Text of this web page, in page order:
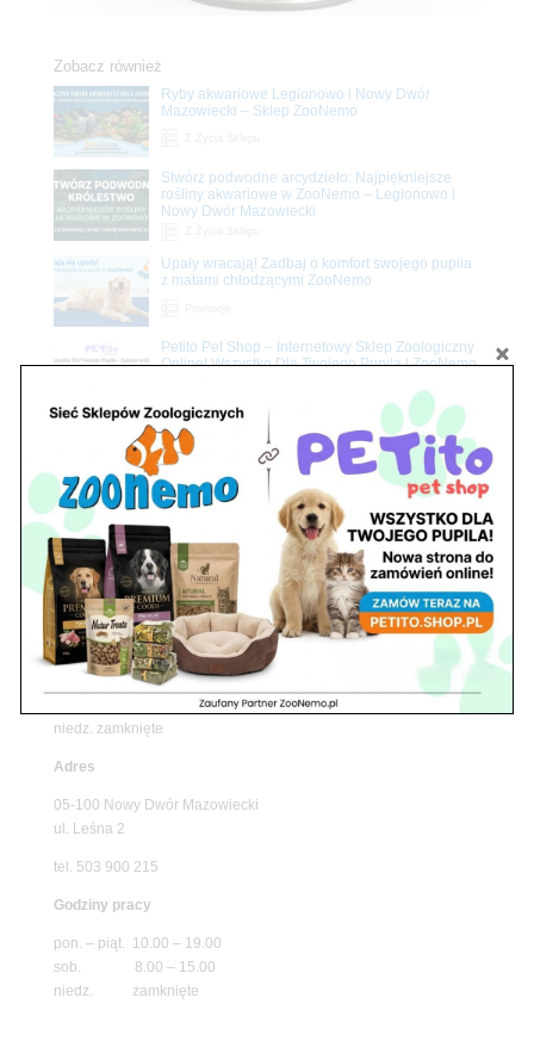
Zobacz również
Ryby akwariowe Legionowo i Nowy Dwór
Mazowiecki – Sklep ZooNemo
Stwórz podwodne arcydzieło: Najpiękniejsze
rośliny akwariowe w ZooNemo – Legionowo i
Nowy Dwór Mazowiecki
Upały wracają! Zadbaj o komfort swojego pupila
z matami chłodzącymi ZooNemo
Petito Pet Shop – Internetowy Sklep Zoologiczny
Online! Wszystko Dla Twojego Pupila | ZooNemo
Znajdź nas
Adres
05-120 Legionowo
ul. Piłsudskiego 31,
pawilon 134
tel./fax. 22 784 71 96
Godziny pracy
pon. – piąt. 10.00 – 19.00
niedz. zamknięte
Adres
05-100 Nowy Dwór Mazowiecki
ul. Leśna 2
tel. 503 900 215
Godziny pracy
pon. – piąt. 10.00 – 19.00
sob. 8.00 – 15.00
niedz. zamknięte